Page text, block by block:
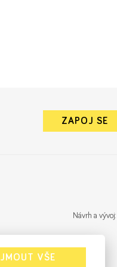
ZAPOJ SE
Návrh a vývoj:
VŠE